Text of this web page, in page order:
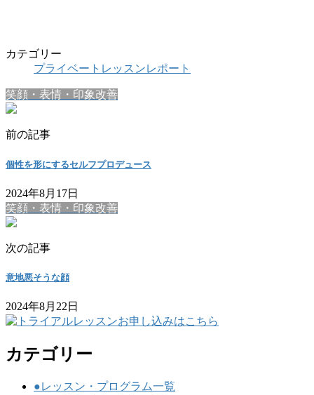
カテゴリー
プライベートレッスンレポート
笑顔・表情・印象改善
前の記事
個性を形にするセルフプロデュース
2024年8月17日
笑顔・表情・印象改善
次の記事
意地悪そうな顔
2024年8月22日
カテゴリー
●レッスン・プログラム一覧